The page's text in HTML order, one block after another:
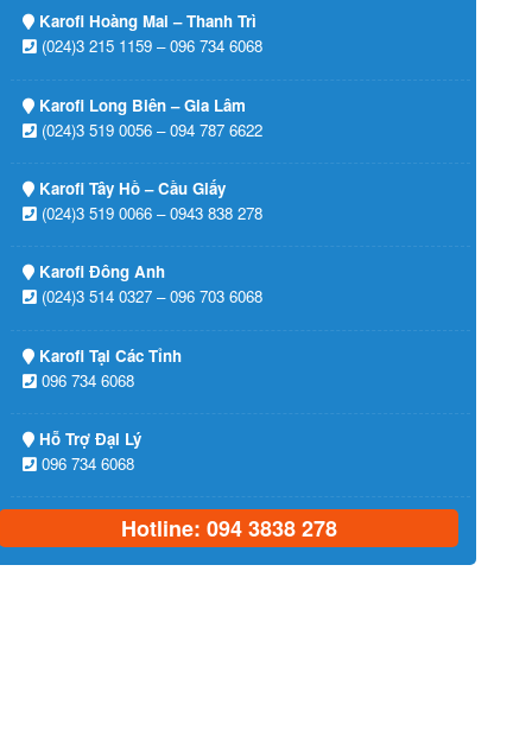
Karofi Hoàng Mai – Thanh Trì
(024)3 215 1159 – 096 734 6068
Karofi Long Biên – Gia Lâm
(024)3 519 0056 – 094 787 6622
Karofi Tây Hồ – Cầu Giấy
(024)3 519 0066 – 0943 838 278
Karofi Đông Anh
(024)3 514 0327 – 096 703 6068
Karofi Tại Các Tỉnh
096 734 6068
Hỗ Trợ Đại Lý
096 734 6068
Hotline: 094 3838 278